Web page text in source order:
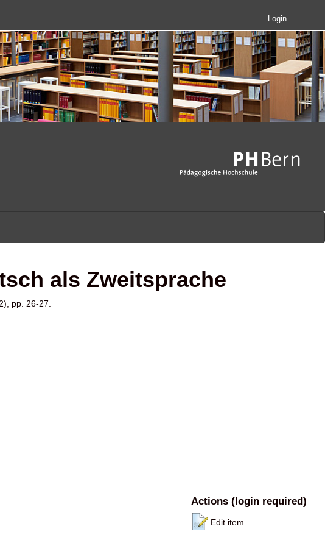
Login
als Zweitsprache
pp. 26-27.
Actions (login required)
Edit item